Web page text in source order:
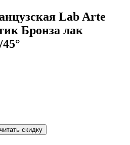
Lab Arte
Бронза лак
скидку